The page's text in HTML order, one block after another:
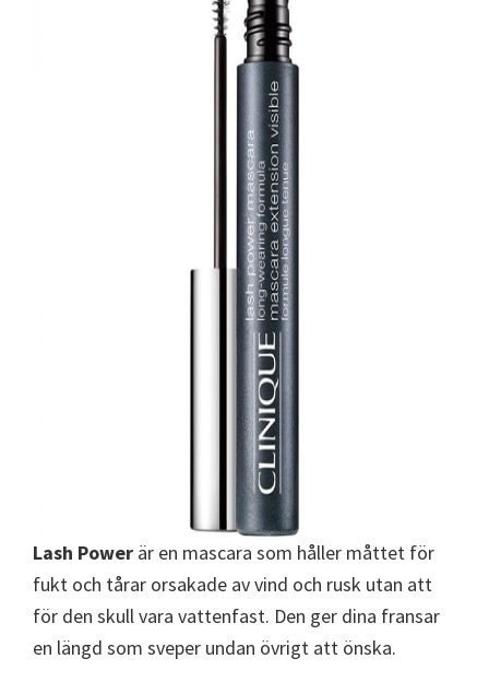
Lash Power är en mascara som håller måttet för
fukt och tårar orsakade av vind och rusk utan att
för den skull vara vattenfast. Den ger dina fransar
en längd som sveper undan övrigt att önska.